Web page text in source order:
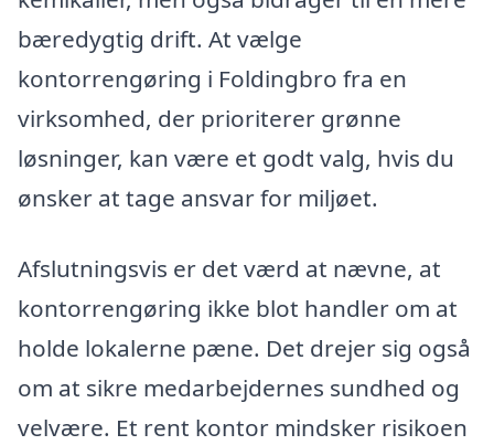
bæredygtig drift. At vælge
kontorrengøring i Foldingbro fra en
virksomhed, der prioriterer grønne
løsninger, kan være et godt valg, hvis du
ønsker at tage ansvar for miljøet.
Afslutningsvis er det værd at nævne, at
kontorrengøring ikke blot handler om at
holde lokalerne pæne. Det drejer sig også
om at sikre medarbejdernes sundhed og
velvære. Et rent kontor mindsker risikoen